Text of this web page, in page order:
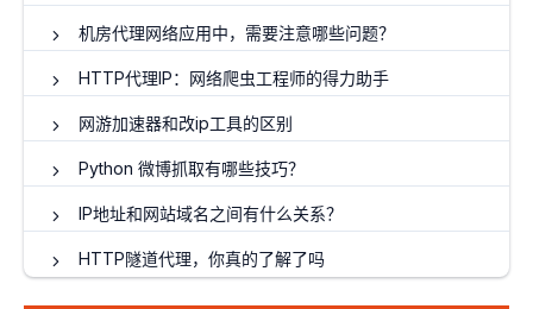
机房代理网络应用中，需要注意哪些问题？
HTTP代理IP：网络爬虫工程师的得力助手
网游加速器和改ip工具的区别
Python 微博抓取有哪些技巧？
IP地址和网站域名之间有什么关系？
HTTP隧道代理，你真的了解了吗